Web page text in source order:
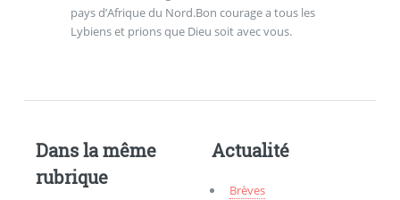
pays d’Afrique du Nord.Bon courage a tous les
Lybiens et prions que Dieu soit avec vous.
Dans la même
rubrique
Actualité
Brèves